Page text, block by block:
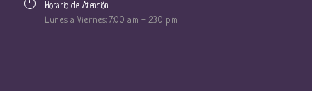
Horario de Atención
Lunes a Viernes: 7:00 a.m - 2:30 p.m